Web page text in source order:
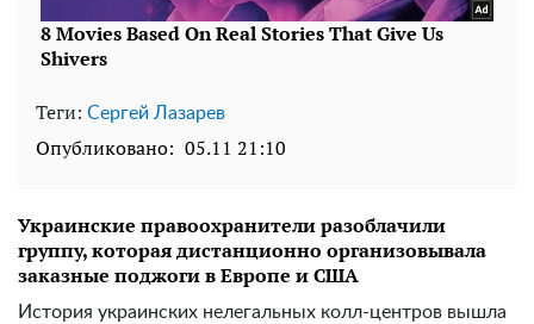
Теги: Сергей Лазарев
Опубликовано: 05.11 21:10
Украинские правоохранители разоблачили
группу, которая дистанционно организовывала
заказные поджоги в Европе и США
История украинских нелегальных колл-центров вышла